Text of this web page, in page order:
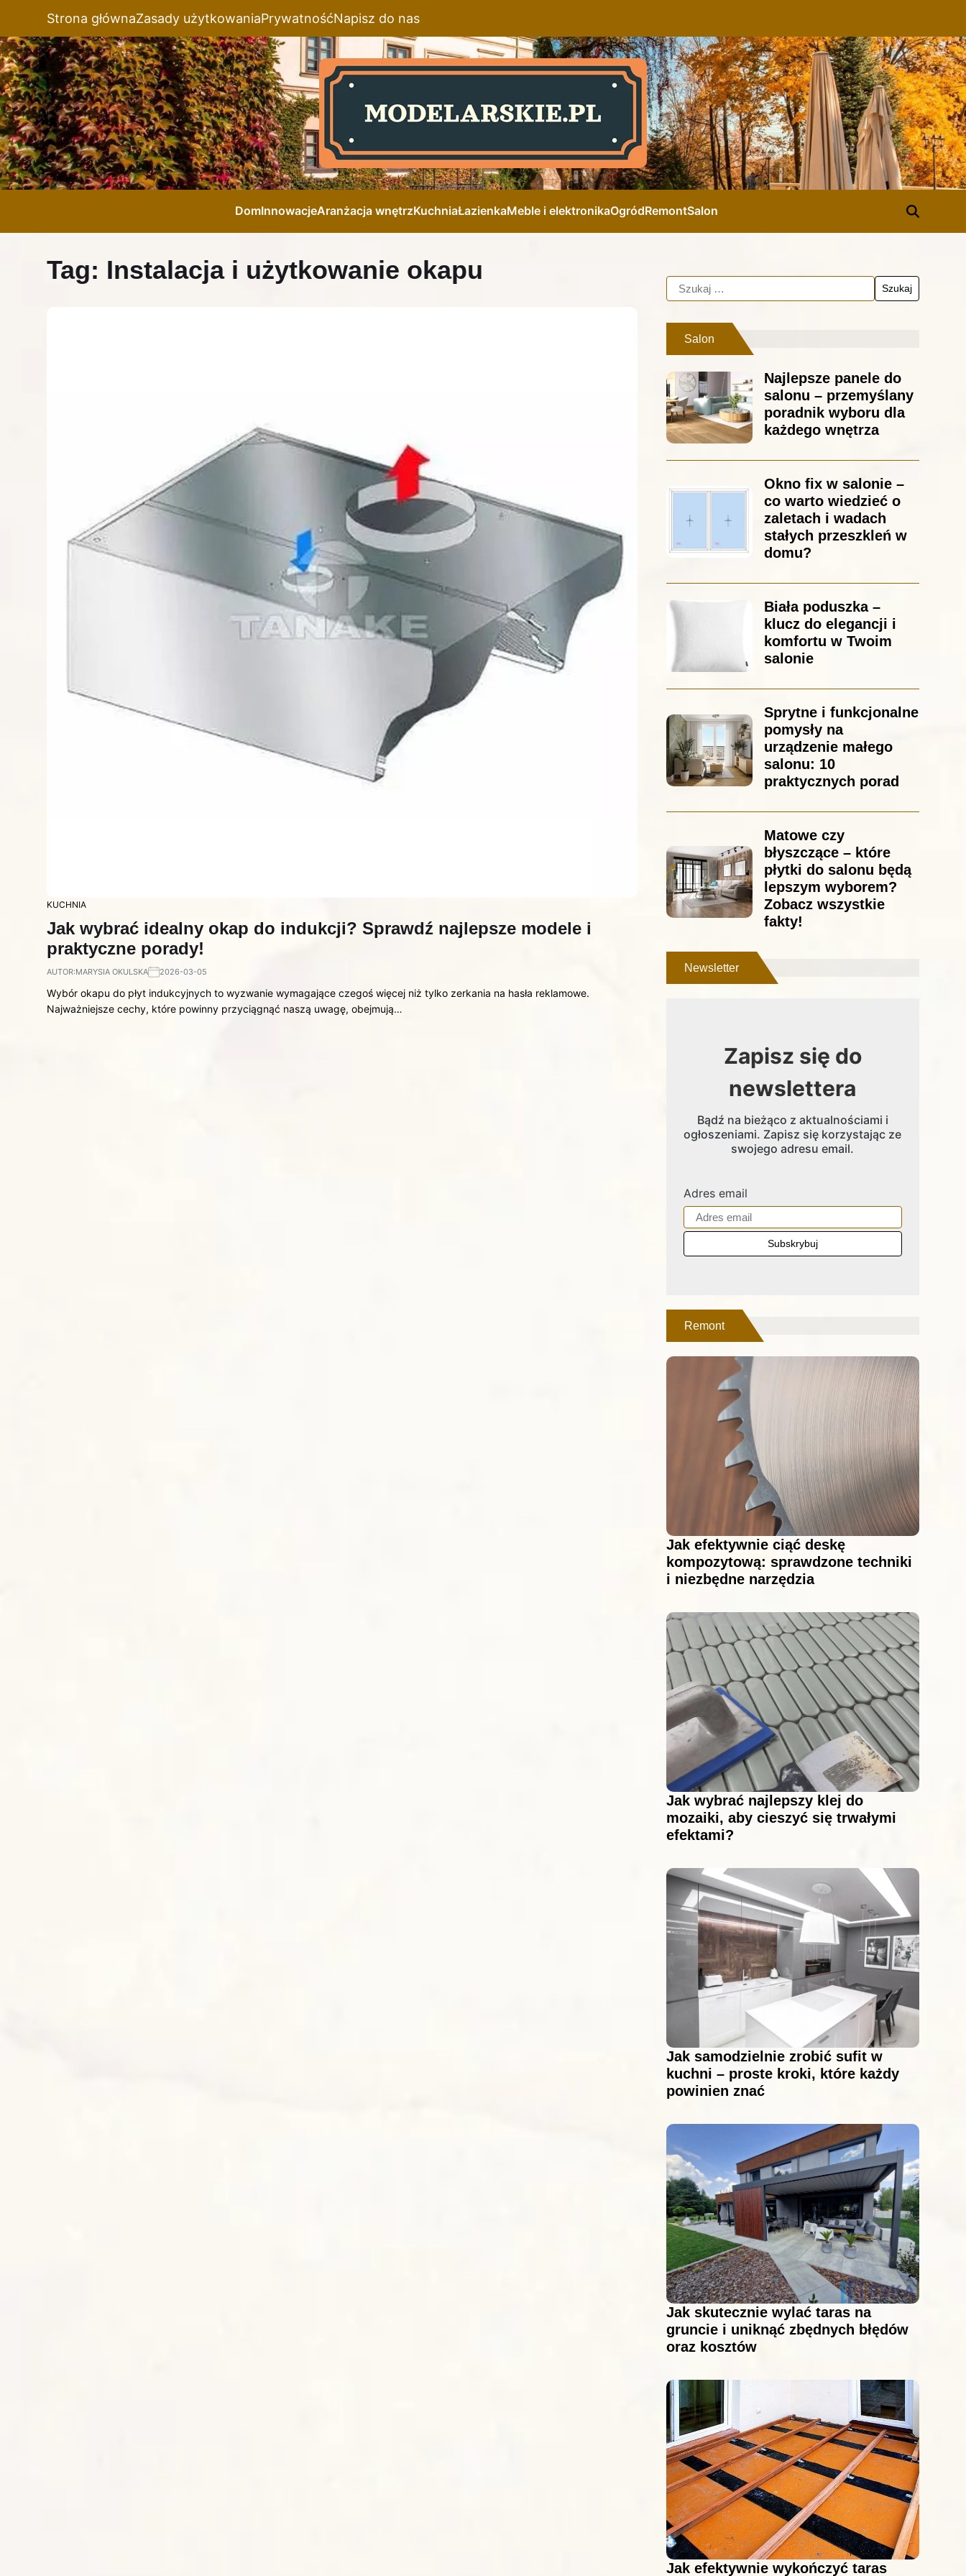
Strona głównaZasady użytkowaniaPrywatnośćNapisz do nas
DomInnowacjeAranżacja wnętrzKuchniaŁazienkaMeble i elektronikaOgródRemontSalon
Tag: Instalacja i użytkowanie okapu
KUCHNIA
Jak wybrać idealny okap do indukcji? Sprawdź najlepsze modele i
praktyczne porady!
AUTOR:MARYSIA OKULSKA 2026-03-05
Wybór okapu do płyt indukcyjnych to wyzwanie wymagające czegoś więcej niż tylko zerkania na hasła reklamowe.
Najważniejsze cechy, które powinny przyciągnąć naszą uwagę, obejmują…
Salon
Najlepsze panele do
salonu – przemyślany
poradnik wyboru dla
każdego wnętrza
Okno fix w salonie –
co warto wiedzieć o
zaletach i wadach
stałych przeszkleń w
domu?
Biała poduszka –
klucz do elegancji i
komfortu w Twoim
salonie
Sprytne i funkcjonalne
pomysły na
urządzenie małego
salonu: 10
praktycznych porad
Matowe czy
błyszczące – które
płytki do salonu będą
lepszym wyborem?
Zobacz wszystkie
fakty!
Newsletter
Zapisz się do
newslettera
Bądź na bieżąco z aktualnościami i
ogłoszeniami. Zapisz się korzystając ze
swojego adresu email.
Adres email
Remont
Jak efektywnie ciąć deskę
kompozytową: sprawdzone techniki
i niezbędne narzędzia
Jak wybrać najlepszy klej do
mozaiki, aby cieszyć się trwałymi
efektami?
Jak samodzielnie zrobić sufit w
kuchni – proste kroki, które każdy
powinien znać
Jak skutecznie wylać taras na
gruncie i uniknąć zbędnych błędów
oraz kosztów
Jak efektywnie wykończyć taras